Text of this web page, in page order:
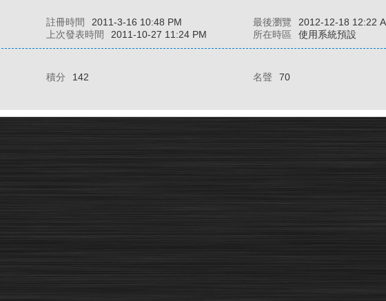
註冊時間 2011-3-16 10:48 PM 最後瀏覽
2012-12-18 12:22
上次發表時間 2011-10-27 11:24 PM 所在時區 使用系統預設
積分 142 名聲
70